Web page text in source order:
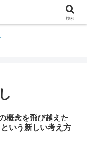
へようこそ
概念を飛び越えた
いう新しい考え方
検索